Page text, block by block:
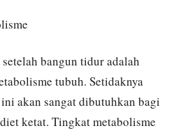
bangun tidur adalah
tubuh. Setidaknya
akan sangat dibutuhkan bagi
ketat. Tingkat metabolisme